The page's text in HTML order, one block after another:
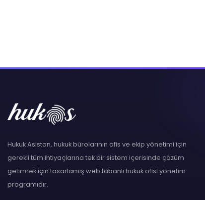
Hukuk Asistan, hukuk bürolarının ofis ve ekip yönetimi için
gerekli tüm ihtiyaçlarına tek bir sistem içerisinde çözüm
getirmek için tasarlamış web tabanlı hukuk ofisi yönetim
programıdır.